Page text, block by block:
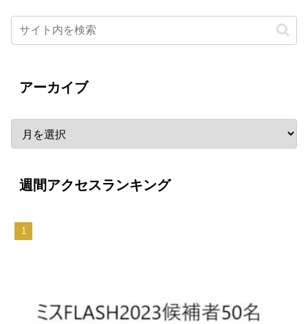
アーカイブ
週間アクセスランキング